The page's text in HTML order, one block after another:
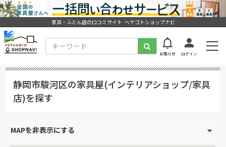
家具・ふとん店の口コミサイト ヘヤゴトショップナビ
お知らせ ログイン
静岡市駿河区の家具屋(インテリアショップ/家具
店)を探す